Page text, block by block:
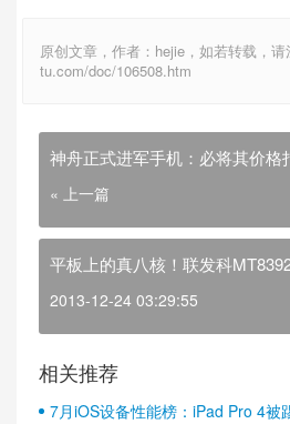
原创文章，作者：hejie，如若转载，
tu.com/doc/106508.htm
神舟正式进军手机：必将其价格
« 上一篇
平板上的真八核！联发科
2013-12-24 03:29:55
相关推荐
7月iOS设备性能榜：iPad Pro 4被